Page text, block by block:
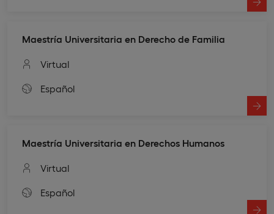
Maestría Universitaria en Derecho de Familia
Virtual
Español
Maestría Universitaria en Derechos Humanos
Virtual
Español